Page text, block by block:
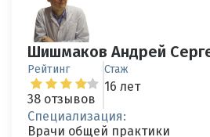
Шишмаков Андрей
Рейтинг
38 отзывов
Стаж
16 лет
Специализация:
Врачи общей практики